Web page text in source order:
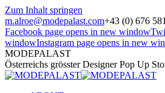
Zum Inhalt springen
m.alroe@modepalast.com+43 (0) 676
Facebook page opens in new window
windowInstagram page opens in new
MODEPALAST
Österreichs grösster Designer Pop Up